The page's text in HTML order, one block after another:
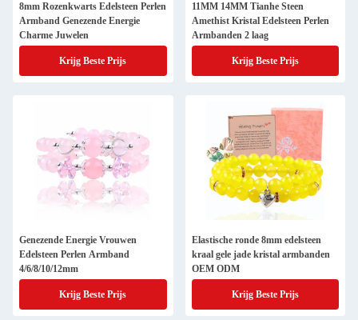
8mm Rozenkwarts Edelsteen Perlen
Armband Genezende Energie
Charme Juwelen
Krijg Beste Prijs
11MM 14MM Tianhe Steen
Amethist Kristal Edelsteen Perlen
Armbanden 2 laag
Krijg Beste Prijs
Genezende Energie Vrouwen
Edelsteen Perlen Armband
4/6/8/10/12mm
Krijg Beste Prijs
Elastische ronde 8mm edelsteen
kraal gele jade kristal armbanden
OEM ODM
Krijg Beste Prijs